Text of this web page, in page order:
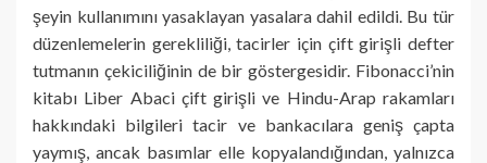
şeyin kullanımını yasaklayan yasalara dahil edildi. Bu tür
düzenlemelerin gerekliliği, tacirler için çift girişli defter
tutmanın çekiciliğinin de bir göstergesidir. Fibonacci’nin
kitabı Liber Abaci çift girişli ve Hindu-Arap rakamları
hakkındaki bilgileri tacir ve bankacılara geniş çapta
yaymış, ancak basımlar elle kopyalandığından, yalnızca